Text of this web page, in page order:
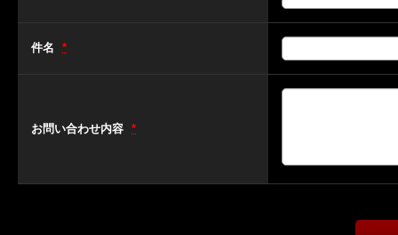
件名 *
お問い合わせ内容 *